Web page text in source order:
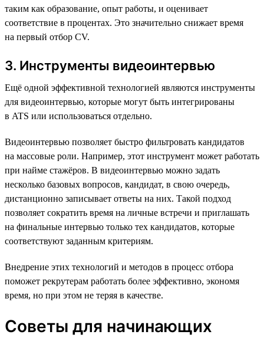
таким как образование, опыт работы, и оценивает
соответствие в процентах. Это значительно снижает время
на первый отбор CV.
3. Инструменты видеоинтервью
Ещё одной эффективной технологией являются инструменты
для видеоинтервью, которые могут быть интегрированы
в ATS или использоваться отдельно.
Видеоинтервью позволяет быстро фильтровать кандидатов
на массовые роли. Например, этот инструмент может работать
при найме стажёров. В видеоинтервью можно задать
несколько базовых вопросов, кандидат, в свою очередь,
дистанционно записывает ответы на них. Такой подход
позволяет сократить время на личные встречи и приглашать
на финальные интервью только тех кандидатов, которые
соответствуют заданным критериям.
Внедрение этих технологий и методов в процесс отбора
поможет рекрутерам работать более эффективно, экономя
время, но при этом не теряя в качестве.
Советы для начинающих